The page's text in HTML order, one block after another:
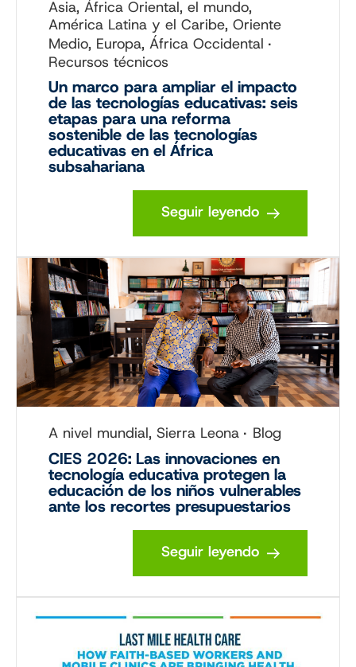
Asia, África Oriental, el mundo,
América Latina y el Caribe, Oriente
Medio, Europa, África Occidental
Recursos técnicos
Un marco para ampliar el impacto
de las tecnologías educativas: seis
etapas para una reforma
sostenible de las tecnologías
educativas en el África
subsahariana
Seguir leyendo
A nivel mundial, Sierra Leona Blog
CIES 2026: Las innovaciones en
tecnología educativa protegen la
educación de los niños vulnerables
ante los recortes presupuestarios
Seguir leyendo